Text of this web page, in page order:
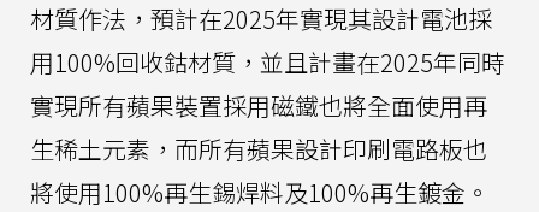
材質作法，預計在2025年實現其設計電池採
用100%回收鈷材質，並且計畫在2025年同時
實現所有蘋果裝置採用磁鐵也將全面使用再
生稀土元素，而所有蘋果設計印刷電路板也
將使用100%再生錫焊料及100%再生鍍金。